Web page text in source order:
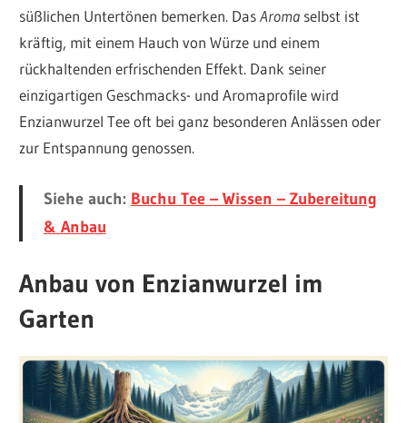
süßlichen Untertönen bemerken. DasAroma selbst ist
kräftig, mit einem Hauch von Würze und einem
rückhaltenden erfrischenden Effekt. Dank seiner
einzigartigen Geschmacks- und Aromaprofile wird
Enzianwurzel Tee oft bei ganz besonderen Anlässen oder
zur Entspannung genossen.
Siehe auch: Buchu Tee – Wissen – Zubereitung
& Anbau
Anbau von Enzianwurzel im
Garten